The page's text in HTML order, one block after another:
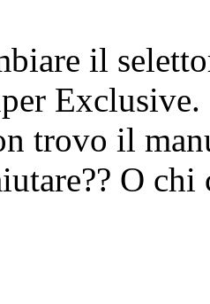
il
trovo il
O